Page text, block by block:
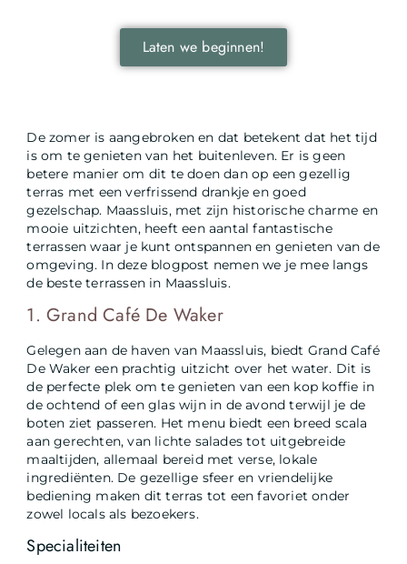
De zomer is aangebroken en dat betekent dat het tijd
is om te genieten van het buitenleven. Er is geen
betere manier om dit te doen dan op een gezellig
terras met een verfrissend drankje en goed
gezelschap. Maassluis, met zijn historische charme en
mooie uitzichten, heeft een aantal fantastische
terrassen waar je kunt ontspannen en genieten van de
omgeving. In deze blogpost nemen we je mee langs
de beste terrassen in Maassluis.
1. Grand Café De Waker
Gelegen aan de haven van Maassluis, biedt Grand Café
De Waker een prachtig uitzicht over het water. Dit is
de perfecte plek om te genieten van een kop koffie in
de ochtend of een glas wijn in de avond terwijl je de
boten ziet passeren. Het menu biedt een breed scala
aan gerechten, van lichte salades tot uitgebreide
maaltijden, allemaal bereid met verse, lokale
ingrediënten. De gezellige sfeer en vriendelijke
bediening maken dit terras tot een favoriet onder
zowel locals als bezoekers.
Specialiteiten
Laten we beginnen!